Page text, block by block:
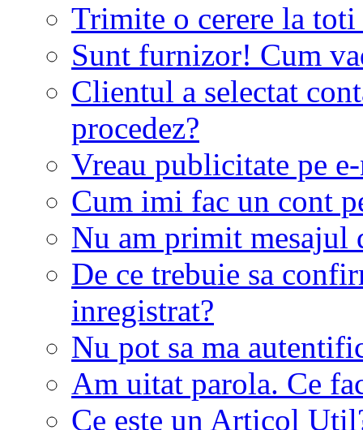
Trimite o cerere la
Sunt furnizor! Cum
Clientul a selectat
procedez?
Vreau publicitate pe
Cum imi fac un cont
Nu am primit mesajul
De ce trebuie sa
inregistrat?
Nu pot sa ma
Am uitat parola. Ce
Ce este un Articol